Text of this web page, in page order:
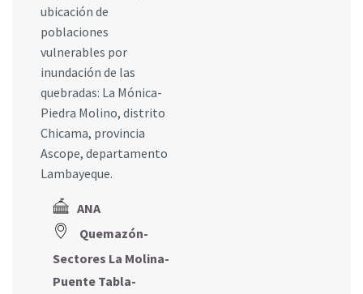
ubicación de
poblaciones
vulnerables por
inundación de las
quebradas: La Mónica-
Piedra Molino, distrito
Chicama, provincia
Ascope, departamento
Lambayeque.
ANA
Quemazón-
Sectores La Molina-
Puente Tabla-